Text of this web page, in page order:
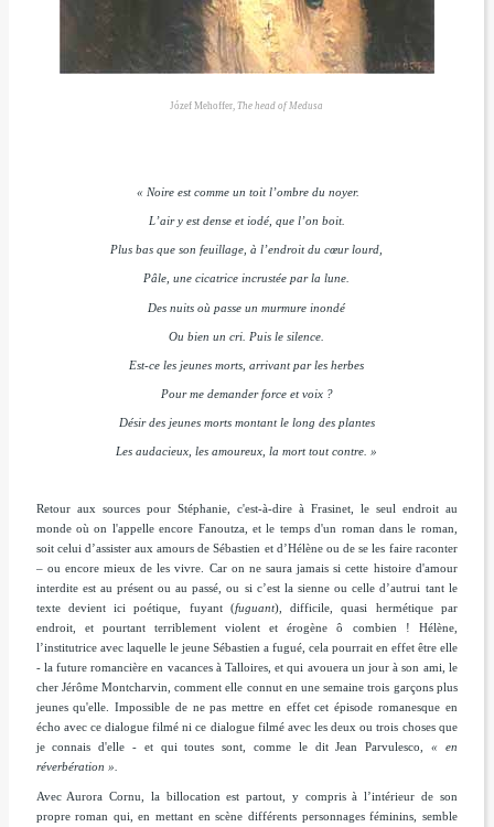
Józef Mehoffer,The head of Medusa
« Noire est comme un toit l’ombre du noyer.
L’air y est dense et iodé, que l’on boit.
Plus bas que son feuillage, à l’endroit du cœur lourd,
Pâle, une cicatrice incrustée par la lune.
Des nuits où passe un murmure inondé
Ou bien un cri. Puis le silence.
Est-ce les jeunes morts, arrivant par les herbes
Pour me demander force et voix ?
Désir des jeunes morts montant le long des plantes
Les audacieux, les amoureux, la mort tout contre. »
Retour aux sources pour Stéphanie, c'est-à-dire à Frasinet, le seul endroit au
monde où on l'appelle encore Fanoutza, et le temps d'un roman dans le roman,
soit celui d’assister aux amours de Sébastien et d’Hélène ou de se les faire raconter
– ou encore mieux de les vivre. Car on ne saura jamais si cette histoire d'amour
interdite est au présent ou au passé, ou si c’est la sienne ou celle d’autrui tant le
texte devient ici poétique, fuyant (fuguant), difficile, quasi hermétique par
endroit, et pourtant terriblement violent et érogène ô combien ! Hélène,
l’institutrice avec laquelle le jeune Sébastien a fugué, cela pourrait en effet être elle
- la future romancière en vacances à Talloires, et qui avouera un jour à son ami, le
cher Jérôme Montcharvin, comment elle connut en une semaine trois garçons plus
jeunes qu'elle. Impossible de ne pas mettre en effetcet épisode romanesque en
écho avec ce dialogue filmé ni ce dialogue filmé avec les deux ou trois choses que
je connais d'elle - et qui toutes sont, comme le dit Jean Parvulesco, « en
réverbération »
Avec Aurora Cornu, la billocation est partout, y compris à l’intérieur de son
propre roman qui, en mettant en scène différents personnages féminins, semble